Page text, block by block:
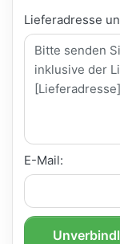
Lieferadresse
E-Mail: